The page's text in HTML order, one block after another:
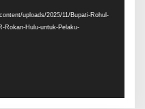
uploads/2025/11/Bupati-Rohul-
Rokan-Hulu-untuk-Pelaku-